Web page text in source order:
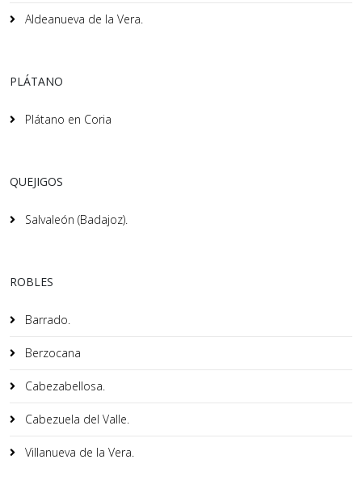
Aldeanueva de la Vera.
PLÁTANO
Plátano en Coria
QUEJIGOS
Salvaleón (Badajoz).
ROBLES
Barrado.
Berzocana
Cabezabellosa.
Cabezuela del Valle.
Villanueva de la Vera.